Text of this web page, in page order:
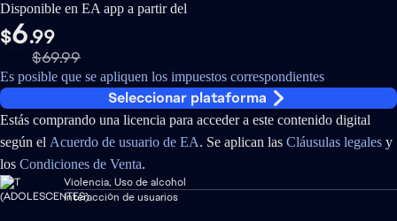
Disponible en EA app a partir del
$6.99
$69.99
Es posible que se apliquen los impuestos correspondientes
Seleccionar plataforma
Estás comprando una licencia para acceder a este contenido digital
según el Acuerdo de usuario de EA. Se aplican las Cláusulas legales y
los Condiciones de Venta.
Violencia, Uso de alcohol
Interacción de usuarios